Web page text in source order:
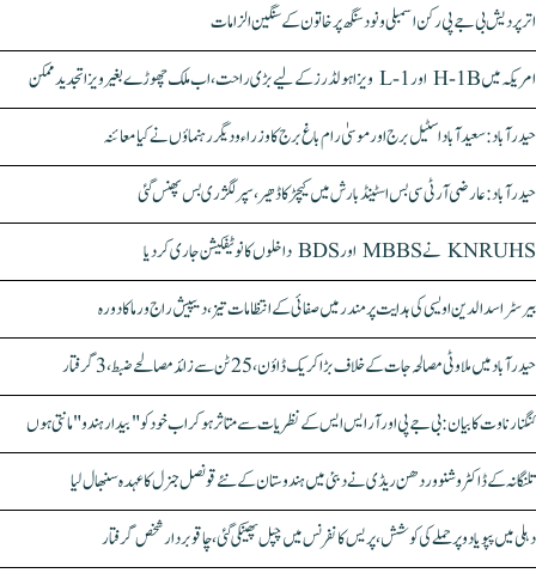
اتر پردیش بی جے پی رکن اسمبلی ونود سنگھ پر خاتون کے سنگین الزامات
امریکہ میں H-1B اور L-1 ویزا ہولڈرز کے لیے بڑی راحت، اب ملک چھوڑے بغیر ویزا تجدید ممکن
حیدرآباد: سعیدآباد اسٹیل برج اور موسیٰ رام باغ برج کا وزراء و دیگر رہنماؤں نے کیا معائنہ
حیدرآباد: عارضی آر ٹی سی بس اسٹینڈ بارش میں کیچڑ کا ڈھیر، سپر لگژری بس پھنس گئی
KNRUHS نے MBBS اور BDS داخلوں کا نوٹیفکیشن جاری کر دیا
بیرسٹر اسدالدین اویسی کی ہدایت پر مندر میں صفائی کے انتظامات تیز، دیپیش راج ورما کا دورہ
حیدرآباد میں ملاوٹی مصالحہ جات کے خلاف بڑا کریک ڈاؤن، 25 ٹن سے زائد مصالحے ضبط، 3 گرفتار
کنگنا رناوت کا بیان: بی جے پی اور آر ایس ایس کے نظریات سے متاثر ہو کر اب خود کو "بیدار ہندو" مانتی ہوں
تلنگانہ کے ڈاکٹر وشنو وردھن ریڈی نے دبئی میں ہندوستان کے نئے قونصل جنرل کا عہدہ سنبھال لیا
دہلی میں پپو یادو پر حملے کی کوشش، پریس کانفرنس میں چپل پھینکی گئی، چاقو بردار شخص گرفتار